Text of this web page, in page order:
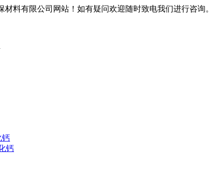
料有限公司网站！如有疑问欢迎随时致电我们进行咨询。
钙
钙